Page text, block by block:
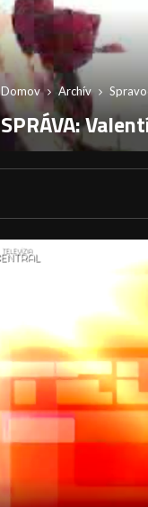
Domov Archív
SPRÁVA: